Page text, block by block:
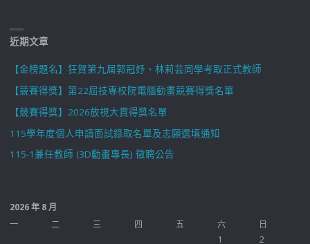
近期文章
【金榜題名】狂賀第九屆郭冠妤、林莉芸同學考取正式教師
【競賽得獎】第22屆技專校院電腦動畫競賽得獎名單
【競賽得獎】2026放視大賞得獎名單
115學年度個人申請面試錄取名單及志願選填通知
115-1兼任教師 (3D動畫專長) 徵聘公告
2026 年 8 月
一
二 三 四 五 六
日
1
2